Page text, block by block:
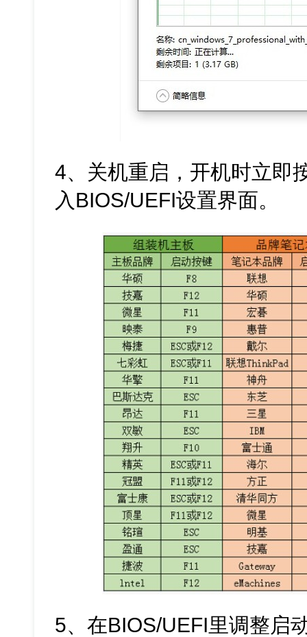
4、关机重启，开机时立即
入BIOS/UEFI设置界面。
5、在BIOS/UEFI里调整启